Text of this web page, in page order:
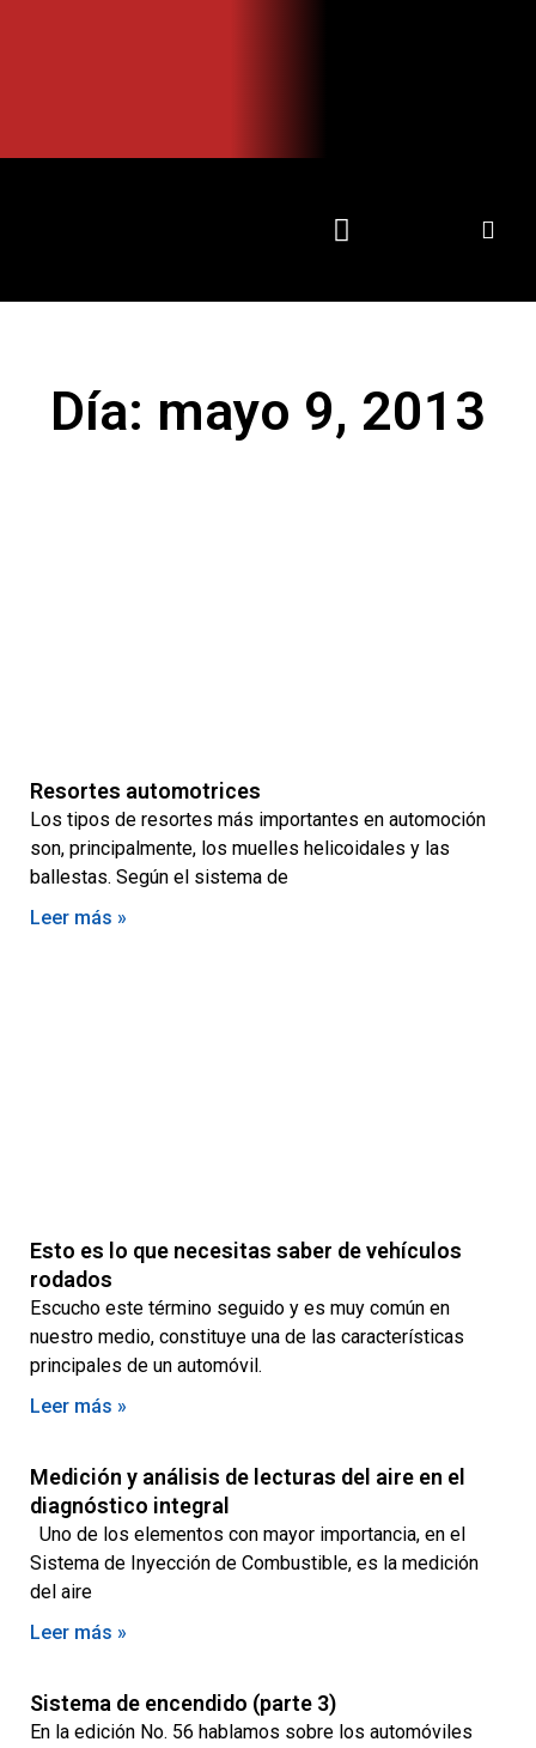
Día: mayo 9, 2013
Resortes automotrices
Los tipos de resortes más importantes en automoción
son, principalmente, los muelles helicoidales y las
ballestas. Según el sistema de
Leer más »
Esto es lo que necesitas saber de vehículos
rodados
Escucho este término seguido y es muy común en
nuestro medio, constituye una de las características
principales de un automóvil.
Leer más »
Medición y análisis de lecturas del aire en el
diagnóstico integral
Uno de los elementos con mayor importancia, en el
Sistema de Inyección de Combustible, es la medición
del aire
Leer más »
Sistema de encendido (parte 3)
En la edición No. 56 hablamos sobre los automóviles